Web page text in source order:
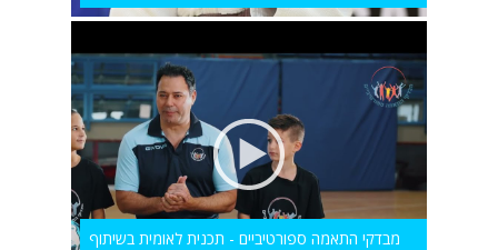
מבדקי התאמה ספורטיביים - תכנית לאומית בשיתוף